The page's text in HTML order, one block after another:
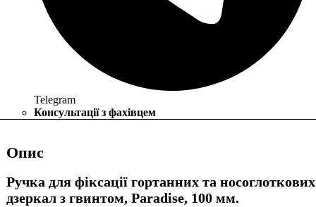
Telegram
Консультації з фахівцем
Опис
Ручка для фіксації гортанних та носоглоткових
дзеркал з гвинтом, Paradise, 100 мм.